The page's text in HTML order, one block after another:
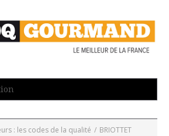
: les codes de la qualité / BRIOTTET